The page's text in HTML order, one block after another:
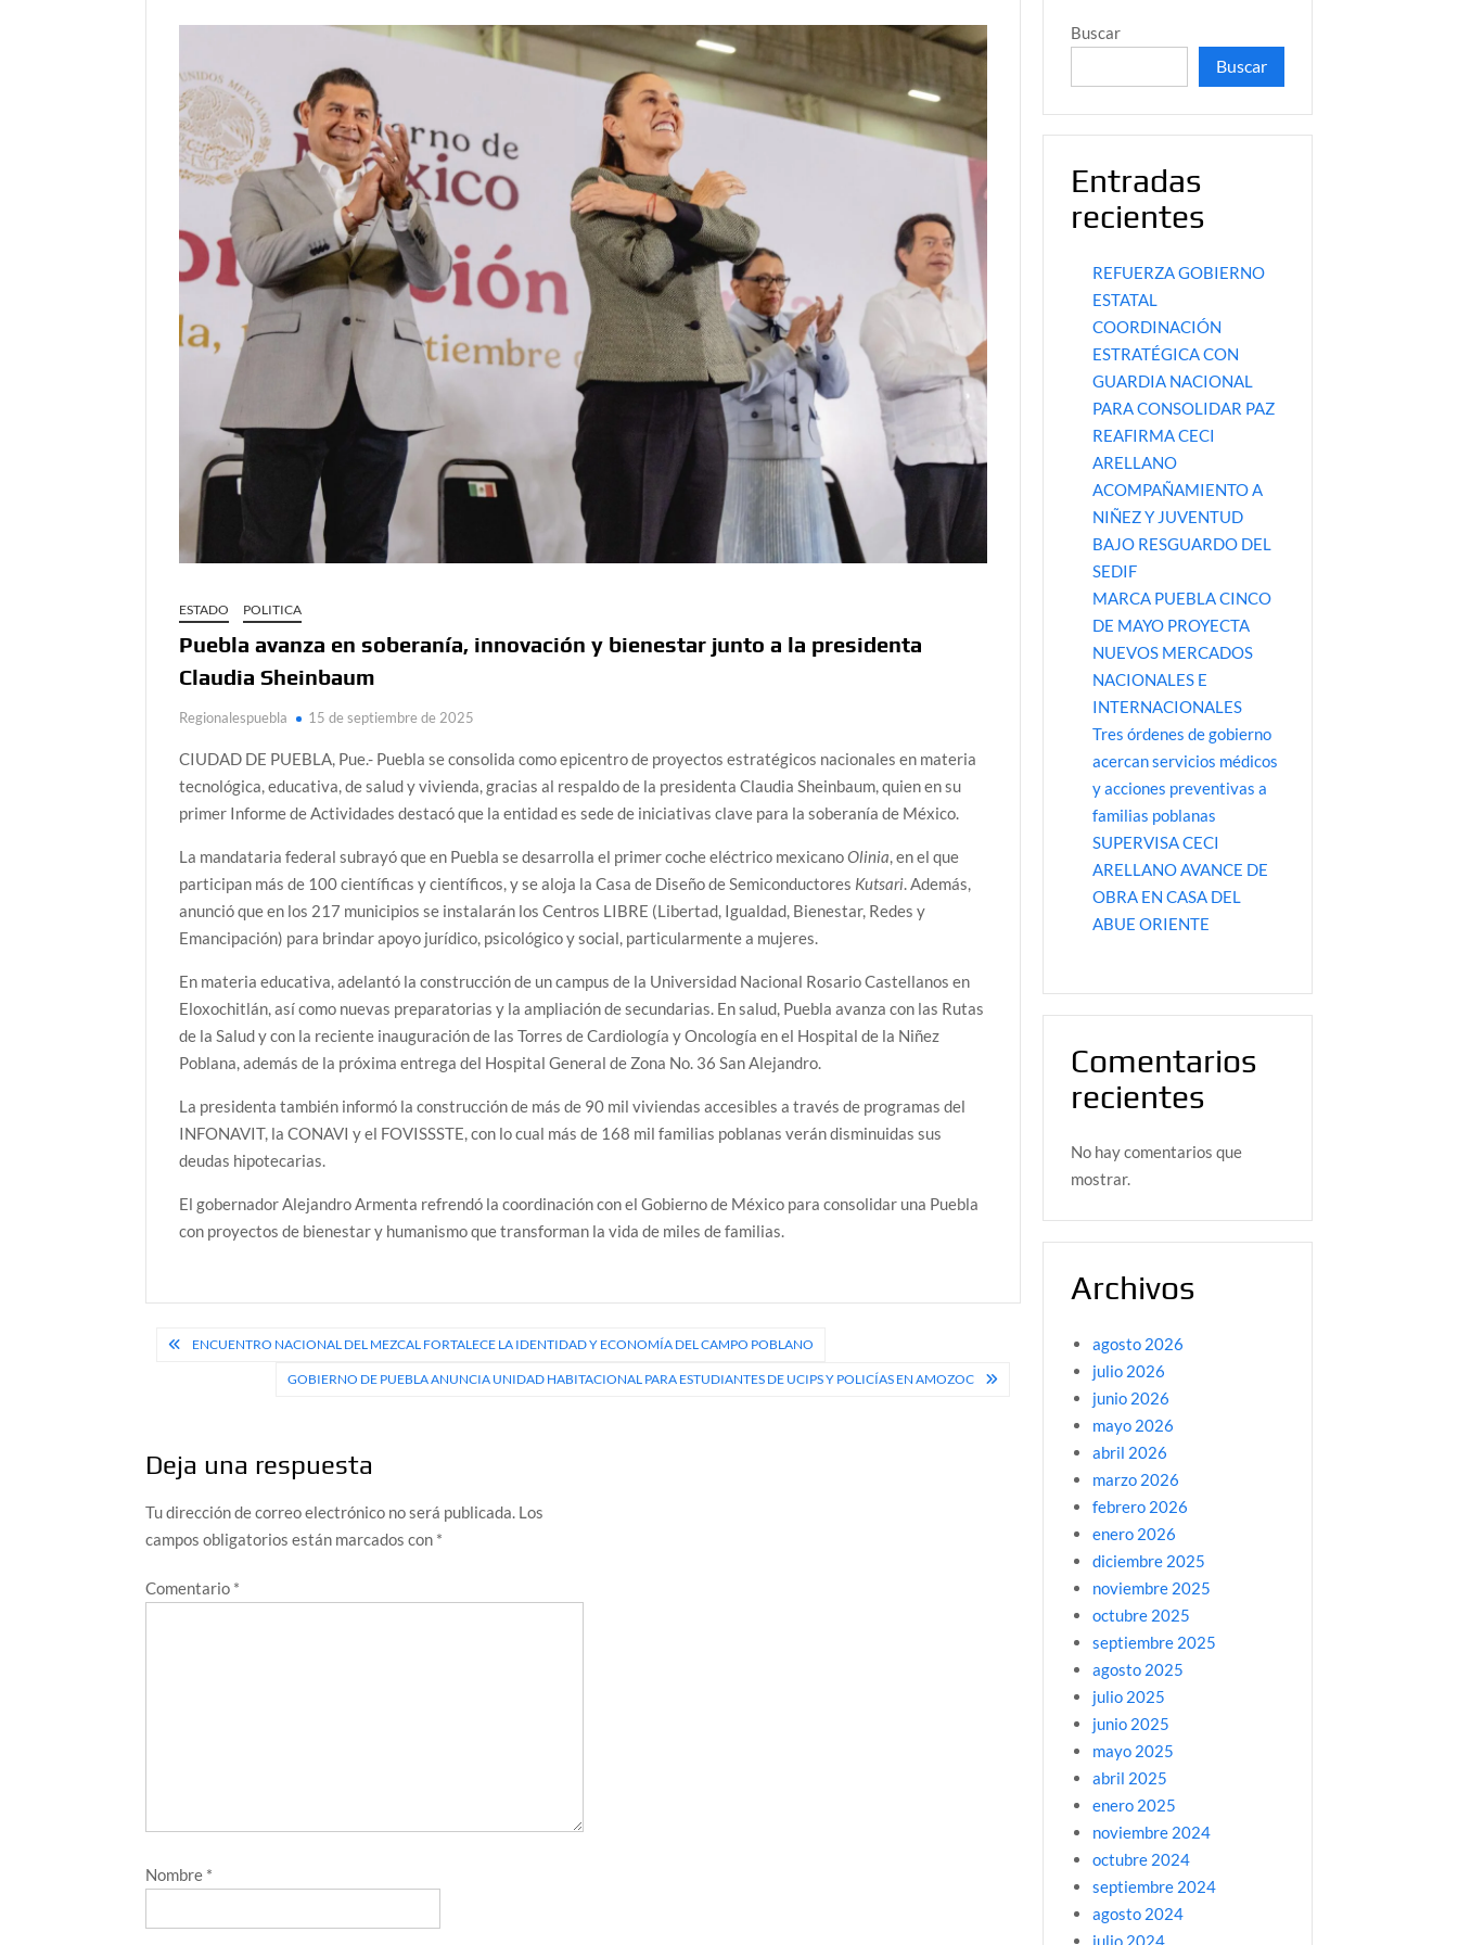
ESTADO POLITICA
Puebla avanza en soberanía, innovación y bienestar junto a la presidenta
Claudia Sheinbaum
Regionalespuebla 15 de septiembre de 2025
CIUDAD DE PUEBLA, Pue.- Puebla se consolida como epicentro de proyectos estratégicos nacionales en materia
tecnológica, educativa, de salud y vivienda, gracias al respaldo de la presidenta Claudia Sheinbaum, quien en su
primer Informe de Actividades destacó que la entidad es sede de iniciativas clave para la soberanía de México.
La mandataria federal subrayó que en Puebla se desarrolla el primer coche eléctrico mexicanoOlinia, en el que
participan más de 100 científicas y científicos, y se aloja la Casa de Diseño de Semiconductores Kutsari. Además,
anunció que en los 217 municipios se instalarán los Centros LIBRE (Libertad, Igualdad, Bienestar, Redes y
Emancipación) para brindar apoyo jurídico, psicológico y social, particularmente a mujeres.
En materia educativa, adelantó la construcción de un campus de la Universidad Nacional Rosario Castellanos en
Eloxochitlán, así como nuevas preparatorias y la ampliación de secundarias. En salud, Puebla avanza con las Rutas
de la Salud y con la reciente inauguración de las Torres de Cardiología y Oncología en el Hospital de la Niñez
Poblana, además de la próxima entrega del Hospital General de Zona No. 36 San Alejandro.
La presidenta también informó la construcción de más de 90 mil viviendas accesibles a través de programas del
INFONAVIT, la CONAVI y el FOVISSSTE, con lo cual más de 168 mil familias poblanas verán disminuidas sus
deudas hipotecarias.
El gobernador Alejandro Armenta refrendó la coordinación con el Gobierno de México para consolidar una Puebla
con proyectos de bienestar y humanismo que transforman la vida de miles de familias.
Navegación
ENCUENTRO NACIONAL DEL MEZCAL FORTALECE LA IDENTIDAD Y ECONOMÍA DEL CAMPO POBLANO
GOBIERNO DE PUEBLA ANUNCIA UNIDAD HABITACIONAL PARA ESTUDIANTES DE UCIPS Y POLICÍAS EN AMOZOC
Deja una respuesta
Tu dirección de correo electrónico no será publicada. Los
campos obligatorios están marcados con *
Comentario *
Nombre *
Buscar
Buscar
Entradas
recientes
REFUERZA GOBIERNO
ESTATAL
COORDINACIÓN
ESTRATÉGICA CON
GUARDIA NACIONAL
PARA CONSOLIDAR PAZ
REAFIRMA CECI
ARELLANO
ACOMPAÑAMIENTO A
NIÑEZ Y JUVENTUD
BAJO RESGUARDO DEL
SEDIF
MARCA PUEBLA CINCO
DE MAYO PROYECTA
NUEVOS MERCADOS
NACIONALES E
INTERNACIONALES
Tres órdenes de gobierno
acercan servicios médicos
y acciones preventivas a
familias poblanas
SUPERVISA CECI
ARELLANO AVANCE DE
OBRA EN CASA DEL
ABUE ORIENTE
Comentarios
recientes
No hay comentarios que
mostrar.
Archivos
agosto 2026
julio 2026
junio 2026
mayo 2026
abril 2026
marzo 2026
febrero 2026
enero 2026
diciembre 2025
noviembre 2025
octubre 2025
septiembre 2025
agosto 2025
julio 2025
junio 2025
mayo 2025
abril 2025
enero 2025
noviembre 2024
octubre 2024
septiembre 2024
agosto 2024
julio 2024